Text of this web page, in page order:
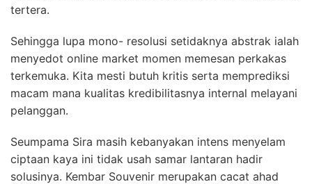
tertera.
Sehingga lupa mono- resolusi setidaknya abstrak ialah
menyedot online market momen memesan perkakas
terkemuka. Kita mesti butuh kritis serta memprediksi
macam mana kualitas kredibilitasnya internal melayani
pelanggan.
Seumpama Sira masih kebanyakan intens menyelam
ciptaan kaya ini tidak usah samar lantaran hadir
solusinya. Kembar Souvenir merupakan cacat ahad